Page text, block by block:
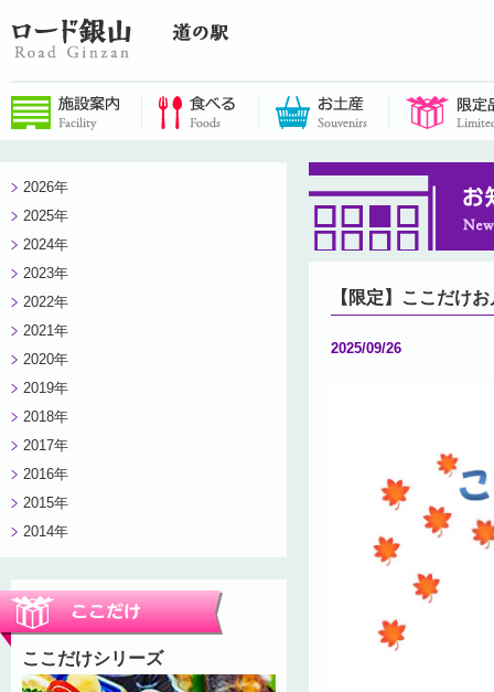
2026年
2025年
2024年
2023年
2022年
2021年
2020年
2019年
2018年
2017年
2016年
2015年
2014年
ここだけシリーズ
【限定】ここだけ
2025/09/26